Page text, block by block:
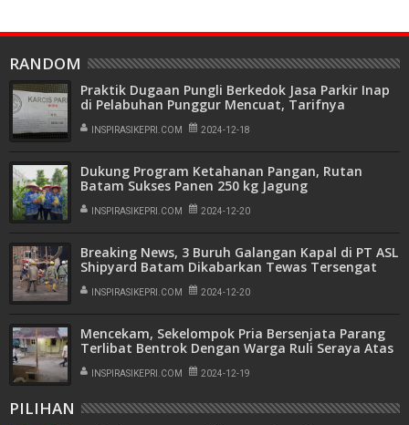
RANDOM
Praktik Dugaan Pungli Berkedok Jasa Parkir Inap
di Pelabuhan Punggur Mencuat, Tarifnya
Mencekik
INSPIRASIKEPRI.COM 2024-12-18
Dukung Program Ketahanan Pangan, Rutan
Batam Sukses Panen 250 kg Jagung
INSPIRASIKEPRI.COM 2024-12-20
Breaking News, 3 Buruh Galangan Kapal di PT ASL
Shipyard Batam Dikabarkan Tewas Tersengat
Listrik
INSPIRASIKEPRI.COM 2024-12-20
Mencekam, Sekelompok Pria Bersenjata Parang
Terlibat Bentrok Dengan Warga Ruli Seraya Atas
INSPIRASIKEPRI.COM 2024-12-19
PILIHAN